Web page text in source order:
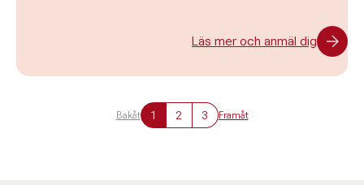
Läs mer och anmäl dig
Bakåt 1 2 3 Framåt